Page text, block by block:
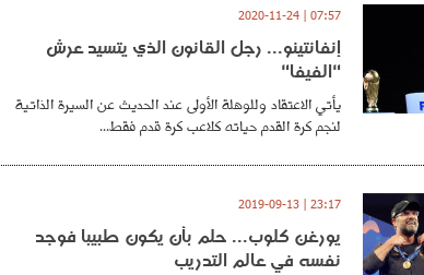
07:57 | 2020-11-24
إنفانتينو... رجل القانون الذي يتسيد عرش
"الفيفا"
يأتي الاعتقاد وللوهلة الأولى عند الحديث عن السيرة الذاتية
لنجم كرة القدم حياته كلاعب كرة قدم فقط...
23:17 | 2019-09-13
يورغن كلوب... حلم بأن يكون طبيبا فوجد
نفسه في عالم التدريب